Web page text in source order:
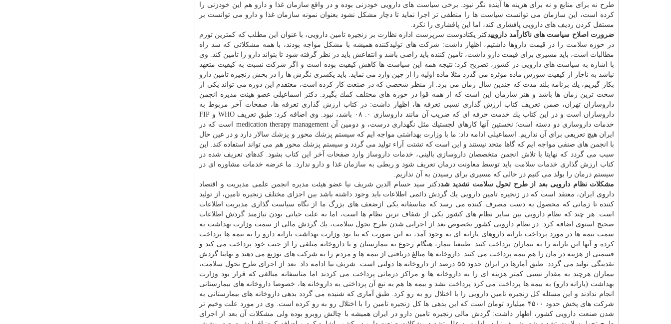
طرح نه برای منابع و نه برای هزینه ها آینده نگر نبود. برخی سیاست های دارویی خودزنی بوده و در واقع سازمان غذا ودارو هم این خودزنی را
كرده است، این سازمان می توانست سیاست ها را منطقی تر اجرا نماید تا دچار مشكل نشود بعنوان نمونه سازمان غذا و دارو می توانست بر
مستقل كردن ردیف های دارویی پافشاری كند، اما این پافشاری را نكرد.
ضرورت اصلاح سیاست های ناكارآمد داروییدكتر یكتادوست سرپرست اداره نظارت بر زنجیره تامین دارویی، با عنوان این مطلب كه كمترین تورم
در حوزه سلامت را در قیمت داروها داشتیم، اظهار داشت: شركت های تولیدكننده همیشه با مشكل مواجه بودند، با همه مشكلاتی كه سد راه
مطالبات است، باید مسیری برای قیمتدارو داشت، تامین كننده باید راضی باشد و انتفاعش باید در نظر گرفته شود تا بتواند دارو را تامین كند. وی
با اشاره به سیاست های دارویی در كشور، تصریح كرد: نتیجه همه این سیاست ها كاهش كیفیت بوده است و اگر شركت نسبت به كیفیت متعهد
نباشد به ناچار از كیفیت سورس ماده موثره می گذرد مثلا ماده اولیه را از چین وارد می نماید. باید یكسری نگرش ها را در بخش زنجیره تامین دارو
بكار گیریم، یك برنامه بلند مدت كه چندین سال زمان می برد. از منظر شخصی كه در صنعت كار كرده است، معتقدم این دوره می تواند یكی از
سخت ترین زمان ها باشد و هنر سازمان این است كه از همه قوا در حوزه های مختلف كمك بگیرد. دكتر اسماعیلی عضو هیئت مدیره انجمن
داروسازان تهران، ضمن تعریف كتاب ارزش گذاری نسبی تعرفه ها، اظهار داشت: در كتاب ارزش گذاری تعرفه ها، صفحات آخر مربوط به
داروسازان است و در این كتاب یك خدمت حرفه ای كه ضریب آن مانند داروسازی ۰. ۰۸ باشد، نبود. وی اضافه كرد: طبق تعریف WHO و FIP
خدمات داروسازی دو دسته است؛ نخستین آنها كارهای لجستیك مثل نگهداری درست، و دومین آن medication therapy management است كه در
ایران هیچ تعریفی برای آن نداریم. اسماعیلی ادامه داد: ما با وزارت بهداشتی مواجه ایم كه سیستم پزشك محور و پزشك سالار دارد و در عین حال
با انجمن های صنفی مواجه ایم كه گاها متحد نیستند و این است كه تشتت آراء تولید می گردد و سیستم پزشك محور هم می تواند استفاده كند. این
سبب می گردد كه نهایتا با تلاش انجمن متخصصان داروسازی بالینی، خدمات داروساز وارد صفحات آخر این كتاب بشود. كدهای تعریف شده در
كتاب ارزش گذاری خدمات سلامت باید توسط معاونت درمان تعریف شود و ربطی به سازمان غذا و دارو ندارد. ما عرضه خدمات مشاوره ای در
سیستم درمان را بولد می كنیم در حالی كه مسیری برای رسیدن به آن نداریم.
مشكلات نظام دارویی بعد از طرح تحولسلامت تشدید شددكتر سید حسام الدین شریف نیا عضو هیئت مدیره انجمن علمی مدیریت و اقتصاد
داروی ایران، معتقد است كه در زنجیره تامین دارویی یك گردش دائمی اطلاعات باید وجود داشته باشد بین اجزای مختلف زنجیره تامین، از تولید
كننده تا زمانی كه محصول به دست مصرف كننده می رسد كه متاسفانه یكی ازضعف های بزرگ ما از نگاه سیاست گذاری مدیریت اطلاعات
است. هر چند كه نظام دارویی بین سایر نظام های كشور یكی از شفاف ترین نظام ها است، اما به علت حیاتی بودن نیازمند گردش اطلاعات
صحیح استوی اضافه كرد: در نظام دارویی كشور بخصوص بعد از اجرایی شدن طرح تحول سلامت، یك گردش مالی از سمت وزارت بهداشت به
سمت بیمه ها در مورد پرداخت یارانه داروهای یارانه ای به وجود آمد، به این صورت كه بنا بود وزارت بهداشت یارانه دارو را به بیمه ها پرداخت
كرده و آنها این یارانه را به بیماران پرداخت كنند. طبیعتا بیمار، هنگام رجوع به بیمارستان و یا داروخانه مبلغی را از جیب خود پرداخت می كند و
قسمتی از هزینه در مان را هم بیمه پرداخت می كنند. داروخانه ها مبالغ دریافتی از بیمه ها و مردم را به شركت های توزیع می دهند و نهایتا گردش
نقدینگی تولید می گردد. طبق آمارها در ایران حدود ۵۵ درصد از داروخانه ها دولتی است. شریف نیا ادامه داد: بعد از اجرای طرح تحول
سلامت،
بیماران هرچند به مقدار نسبی كمتر هزینه ای را به داروخانه ها و مراكز درمانی پرداخت می كردند اما متاسفانه مبالغی كه قرار بود وزارت
بهداشت (یارانه دارو) به بیمه ها پرداخت می كرد پرداخت نشد و بیمه ها هم به تبع آن پرداختی به داروخانه ها، خصوصا داروخانه های بیمارستانی
انجام ندادند و این مسئله كل زنجیره تامین دارویی را با اختلال رو به رو كرد. طبق آماری كه شنیده می گردد بدهی داروخانه های بیمارستانی به
شركت های پخش حدود ۴۵۰۰ میلیارد تومان است كه این بدهی ها كل زنجیره تامین را با اختلال رو به رو كرده است. وی در مورد علت وخیم تر
شدن صنعت دارویی كشور، اظهار داشت: گردش مالی زنجیره تامیندارو در ایران همیشه با چالش روبرو بوده ولی مشكلات آن بعد از اجرای